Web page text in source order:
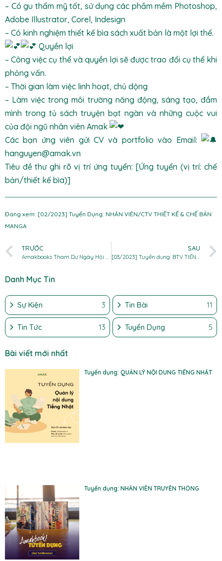
– Có gu thẩm mỹ tốt, sử dụng các phầm mềm Photoshop,
Adobe Illustrator, Corel, Indesign
– Có kinh nghiệm thiết kế bìa sách xuất bản là một lợi thế.
Quyền lợi
– Công việc cụ thể và quyền lợi sẽ được trao đổi cụ thể khi
phỏng vấn.
– Thời gian làm việc linh hoạt, chủ dộng
– Làm việc trong môi trường năng động, sáng tạo, đắm
mình trong tủ sách truyện bạt ngàn và những cuộc vui
của đội ngũ nhân viên Amak
Các bạn ứng viên gửi CV và portfolio vào Email:
hanguyen@amak.vn
Tiêu đề thư ghi rõ vị trí ứng tuyển: [Ứng tuyển (vị trí: chế
bản/thiết kế bìa)]
Đang xem: [02/2023] Tuyển Dụng: NHÂN VIÊN/CTV THIẾT KẾ & CHẾ BẢN
MANGA
TRƯỚC SAU
Danh Mục Tin
Sự Kiện 3 Tin Bài 11
Tin Tức 13 Tuyển Dụng 5
Bài viết mới nhất
Tuyển dụng: QUẢN LÝ NỘI DUNG TIẾNG NHẬT
Tuyển dụng: NHÂN VIÊN TRUYỀN THÔNG